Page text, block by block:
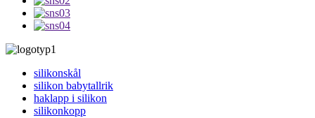
silikonskål
silikon babytallrik
haklapp i silikon
silikonkopp